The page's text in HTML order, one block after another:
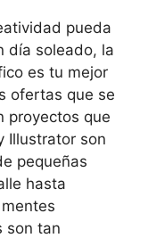
pueda
día soleado, la
es tu mejor
ofertas que se
proyectos que
Illustrator son
pequeñas
hasta
son tan